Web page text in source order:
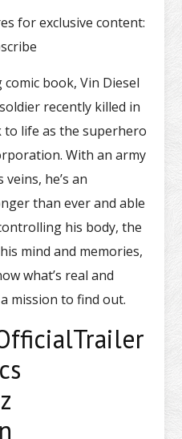
for exclusive content:
book, Vin Diesel
recently killed in
life as the superhero
With an army
he’s an
than ever and able
his body, the
mind and memories,
what’s real and
mission to find out.